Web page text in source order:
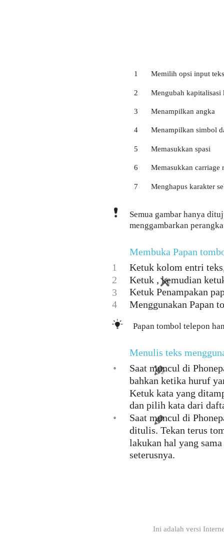
1 Memilih opsi input teks
2 Mengubah
3 Menampilkan angka
4 Menampilkan simbol
5 Memasukkan spasi
6 Memasukkan carriage
7 Menghapus karakter
Semua gambar hanya
menggambarkan
Membuka Papan
1
Ketuk kolom entri
2
Ketuk , kemudian
3
Ketuk Penampakan
4
Menggunakan Papan
Papan tombol telepon
Menulis teks
•
Saat muncul di
bahkan ketika huruf
Ketuk kata yang
dan pilih kata dari
•
Saat muncul di
ditulis. Tekan terus
lakukan hal yang
seterusnya.
Ini adalah versi